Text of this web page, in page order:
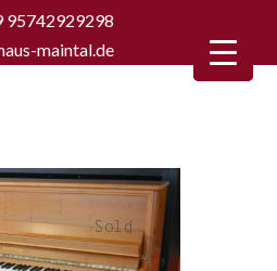
95742929298
maintal.de
Sold